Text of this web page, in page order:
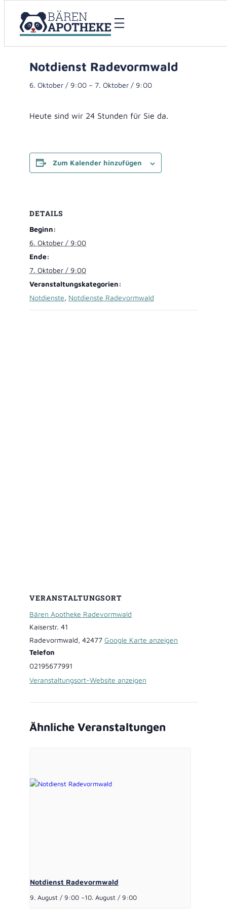
« Alle Veranstaltungen
Notdienst Radevormwald
6. Oktober / 9:00 – 7. Oktober / 9:00
Heute sind wir 24 Stunden für Sie da.
Zum Kalender hinzufügen
DETAILS
Beginn:
6. Oktober / 9:00
Ende:
7. Oktober / 9:00
Veranstaltungskategorien:
Notdienste, Notdienste Radevormwald
VERANSTALTUNGSORT
Bären Apotheke Radevormwald
Kaiserstr. 41
Radevormwald, 42477 Google Karte anzeigen
Telefon
02195677991
Veranstaltungsort-Website anzeigen
Ähnliche Veranstaltungen
Notdienst Radevormwald
9. August / 9:00 –10. August / 9:00